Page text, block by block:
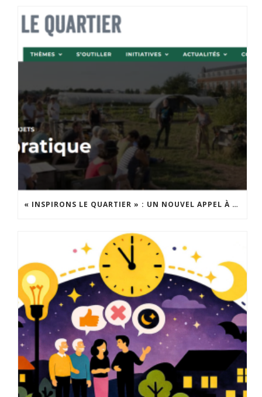
« INSPIRONS LE QUARTIER » : UN NOUVEL APPEL À PROJETS EST LANCÉ !